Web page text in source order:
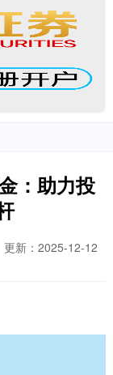
：助力投
更新：2025-12-12